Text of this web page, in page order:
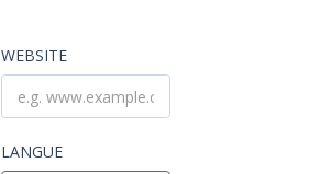
WEBSITE
LANGUE